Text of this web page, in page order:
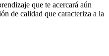
que te acercará aún
de calidad que caracteriza a la